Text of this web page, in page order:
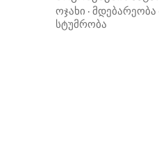
საოჯახო
მოგონება
ოჯახი · მდებარეობა
სტუმრობა